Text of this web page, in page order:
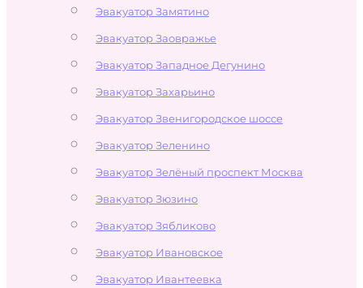
Эвакуатор Замятино
Эвакуатор Заовражье
Эвакуатор Западное Дегунино
Эвакуатор Захарьино
Эвакуатор Звенигородское шоссе
Эвакуатор Зеленино
Эвакуатор Зелёный проспект Москва
Эвакуатор Зюзино
Эвакуатор Зябликово
Эвакуатор Ивановское
Эвакуатор Ивантеевка